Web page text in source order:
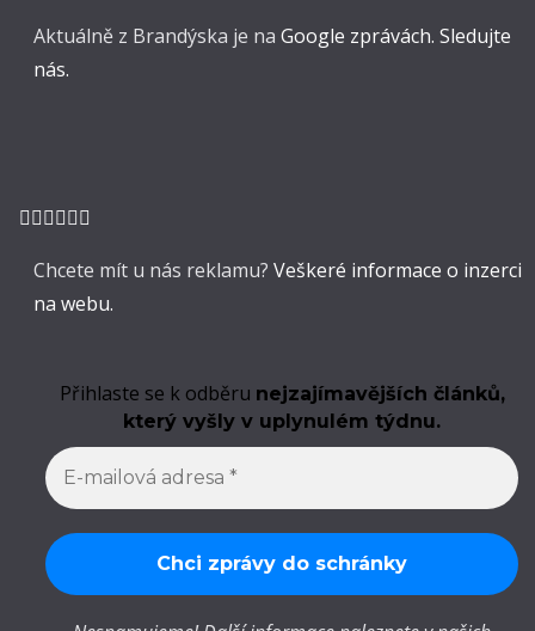
Aktuálně z Brandýska je na Google zprávách. Sledujte
nás.
Chcete mít u nás reklamu? Veškeré informace o inzerci
na webu.
Přihlaste se k odběru nejzajímavějších článků,
který vyšly v uplynulém týdnu.